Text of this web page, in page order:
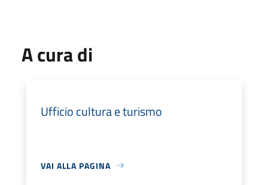
A cura di
Ufficio cultura e turismo
VAI ALLA PAGINA